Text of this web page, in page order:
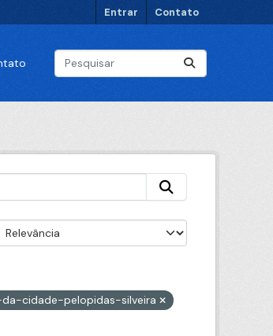
Entrar Contato
cidade-pelopidas-silveira